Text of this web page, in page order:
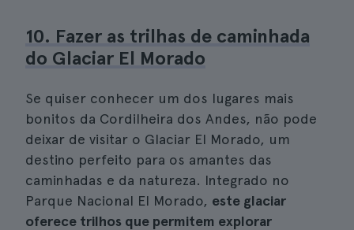
10. Fazer as trilhas de caminhada
do Glaciar El Morado
Se quiser conhecer um dos lugares mais
bonitos da Cordilheira dos Andes, não pode
deixar de visitar o Glaciar El Morado, um
destino perfeito para os amantes das
caminhadas e da natureza. Integrado no
Parque Nacional El Morado, este glaciar
oferece trilhos que permitem explorar